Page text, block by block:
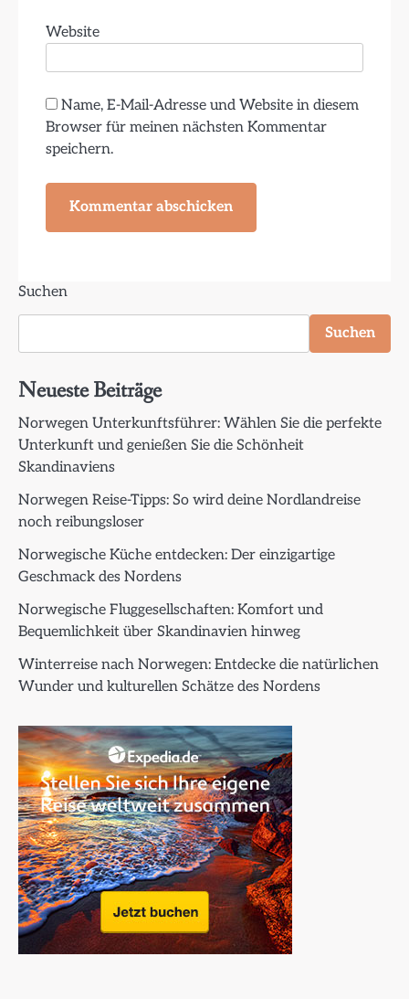
Website
Name, E-Mail-Adresse und Website in diesem
Browser für meinen nächsten Kommentar
speichern.
Suchen
Suchen
Neueste Beiträge
Norwegen Unterkunftsführer: Wählen Sie die perfekte
Unterkunft und genießen Sie die Schönheit
Skandinaviens
Norwegen Reise-Tipps: So wird deine Nordlandreise
noch reibungsloser
Norwegische Küche entdecken: Der einzigartige
Geschmack des Nordens
Norwegische Fluggesellschaften: Komfort und
Bequemlichkeit über Skandinavien hinweg
Winterreise nach Norwegen: Entdecke die natürlichen
Wunder und kulturellen Schätze des Nordens